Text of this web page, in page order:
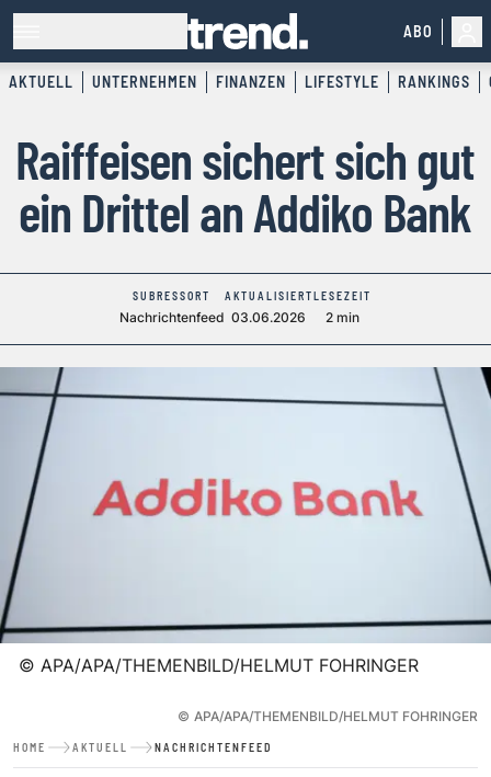
ABO
AKTUELL UNTERNEHMEN FINANZEN LIFESTYLE RANKINGS
Raiffeisen sichert sich gut
ein Drittel an Addiko Bank
SUBRESSORT
Nachrichtenfeed
AKTUALISIERT
03.06.2026
LESEZEIT
2 min
© APA/APA/THEMENBILD/HELMUT FOHRINGER
© APA/APA/THEMENBILD/HELMUT FOHRINGER
HOME AKTUELL NACHRICHTENFEED